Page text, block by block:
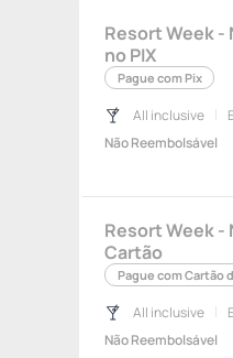
Resort Week -
no PIX
Pague com Pix
All inclusive
Não Reembolsável
Resort Week -
Cartão
Pague com Cartão
All inclusive
Não Reembolsável